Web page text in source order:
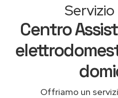
Centro
Offriamo un